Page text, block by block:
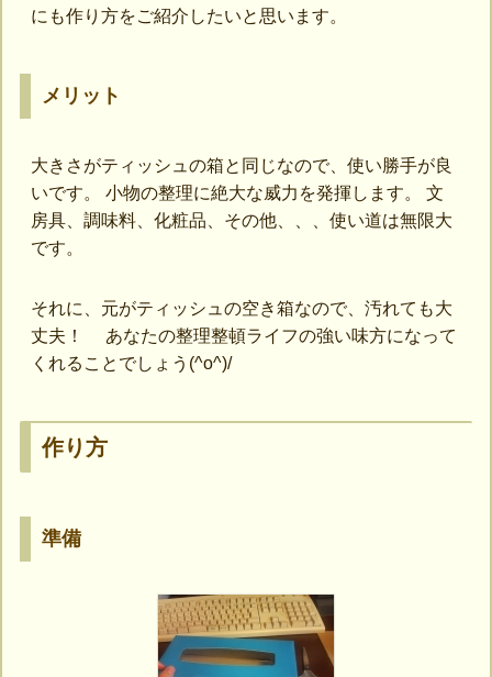
にも作り方をご紹介したいと思います。
メリット
大きさがティッシュの箱と同じなので、使い勝手が良
いです。 小物の整理に絶大な威力を発揮します。 文
房具、調味料、化粧品、その他、、、使い道は無限大
です。
それに、元がティッシュの空き箱なので、汚れても大
丈夫！ あなたの整理整頓ライフの強い味方になって
くれることでしょう(^o^)/
作り方
準備